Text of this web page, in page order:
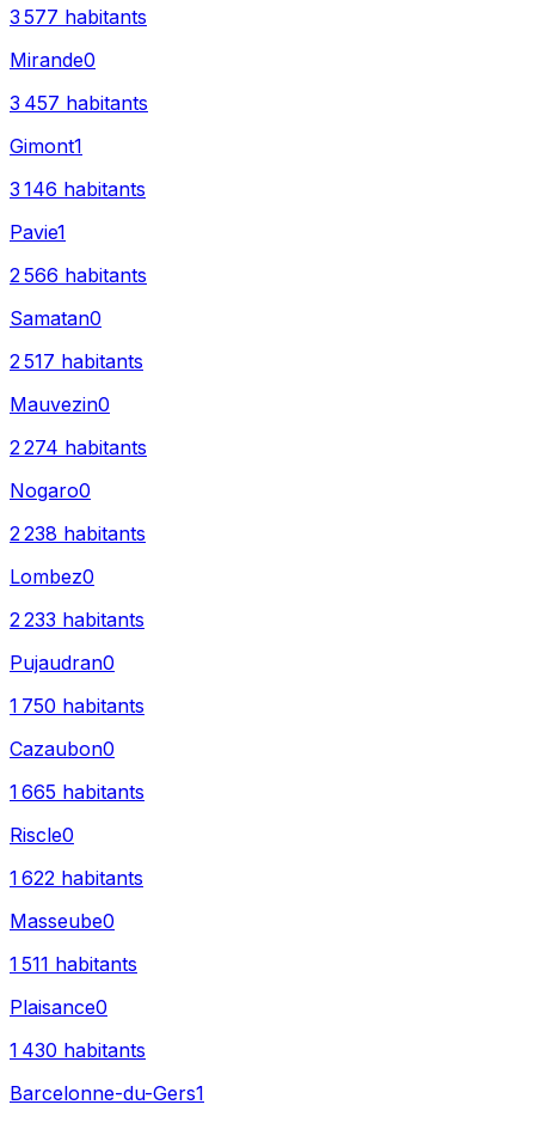
3 577 habitants
Mirande0
3 457 habitants
Gimont1
3 146 habitants
Pavie1
2 566 habitants
Samatan0
2 517 habitants
Mauvezin0
2 274 habitants
Nogaro0
2 238 habitants
Lombez0
2 233 habitants
Pujaudran0
1 750 habitants
Cazaubon0
1 665 habitants
Riscle0
1 622 habitants
Masseube0
1 511 habitants
Plaisance0
1 430 habitants
Barcelonne-du-Gers1